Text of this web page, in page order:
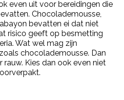
even uit voor bereidingen die
Chocolademousse,
bevatten ei dat niet
risico geeft op besmetting
Wat wel mag zijn
chocolademousse. Dan
rauw. Kies dan ook even niet